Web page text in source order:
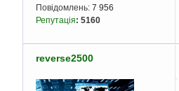
Повідомлень: 7 956
Репутація: 5160
reverse2500